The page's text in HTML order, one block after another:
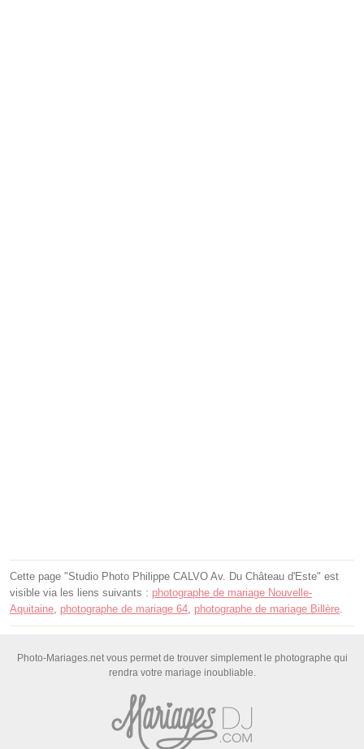
Cette page "Studio Photo Philippe CALVO Av. Du Château d'Este" est
visible via les liens suivants : photographe de mariage Nouvelle-
Aquitaine photographe de mariage 64 photographe de mariage Billère
Photo-Mariages.net vous permet de trouver simplement le photographe qui
rendra votre mariage inoubliable.